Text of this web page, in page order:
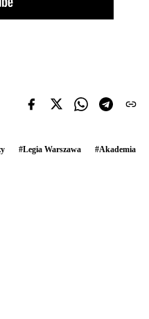
#Legia Warszawa #Akademia